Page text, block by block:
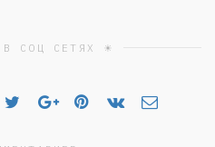
СОЦ СЕТЯХ ☀